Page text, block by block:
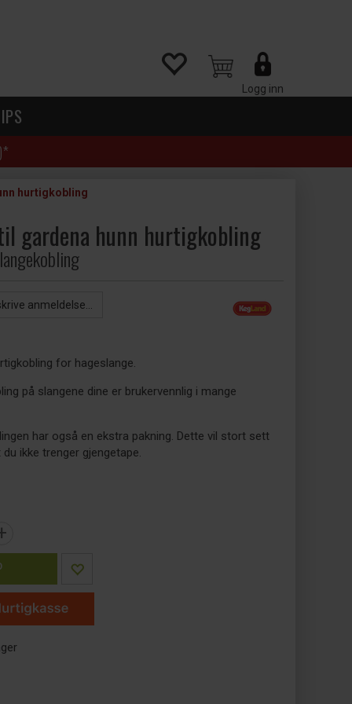
Logg inn
hurtigkobling
gardena hunn hurtigkobling
anmeldelse...
for hageslange.
på slangene dine er brukervennlig i mange
har også en ekstra pakning. Dette vil stort sett
ikke trenger gjengetape.